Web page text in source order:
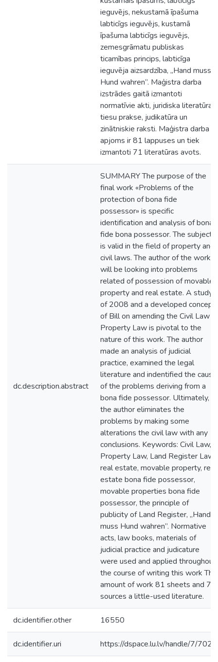
ieguvējs, nekustamā īpašuma
labticīgs ieguvējs, kustamā
īpašuma labticīgs ieguvējs,
zemesgrāmatu publiskas
ticamības princips, labticīga
ieguvēja aizsardzība, „Hand muss
Hund wahren”. Maģistra darba
izstrādes gaitā izmantoti
normatīvie akti, juridiska literatūra,
tiesu prakse, judikatūra un
zinātniskie raksti. Maģistra darba
apjoms ir 81 lappuses un tiek
izmantoti 71 literatūras avots.
dc.description.abstract
SUMMARY The purpose of the
final work «Problems of the
protection of bona fide
possessor» is specific
identification and analysis of bona
fide bona possessor. The subject
is valid in the field of property and
civil laws. The author of the work
will be looking into problems
related of possession of movable
property and real estate. A study
of 2008 and a developed concept
of Bill on amending the Civil Law
Property Law is pivotal to the
nature of this work. The author
made an analysis of judicial
practice, examined the legal
literature and indentified the cause
of the problems deriving from a
bona fide possessor. Ultimately,
the author eliminates the
problems by making some
alterations the civil law with any
conclusions. Keywords: Civil Law,
Property Law, Land Register Law,
real estate, movable property, real
estate bona fide possessor,
movable properties bona fide
possessor, the principle of
publicity of Land Register, „Hand
muss Hund wahren”. Normative
acts, law books, materials of
judicial practice and judicature
were used and applied throughout
the course of writing this work The
amount of work 81 sheets and 71
sources a little-used literature.
dc.identifier.other 16550
dc.identifier.uri https://dspace.lu.lv/handle/7/7025